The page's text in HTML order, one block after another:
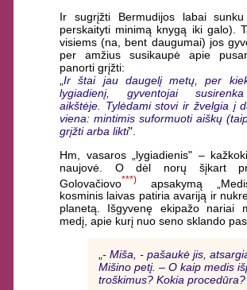
Ir sugrįžti Bermudijos labai
perskaityti minimą knygą iki galo).
visiems (na, bent daugumai) jos
per amžius susikaupė apie
panorti grįžti:
„Ir štai jau daugelį metų, per
lygiadienį, gyventojai
aikštėje. Tylėdami stovi ir žvelgia į
viena: mintimis suformuoti aiškų
grįžti arba likti".
Hm, vasaros „lygiadienis" –
naujovė. O dėl norų šįkart
Golovačiovo***)
apsakymą
kosminis laivas patiria avariją ir
planetą. Išgyvenę ekipažo nariai
medį, apie kurį nuo seno sklando
- Miša, - pašaukė jis,
Mišino petį. – O kaip medis
troškimus? Kokia procedūra?